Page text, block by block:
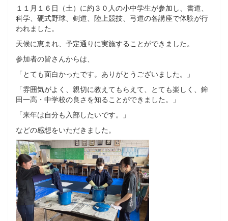
１１月１６日（土）に約３０人の小中学生が参加し、書道、
科学、硬式野球、剣道、陸上競技、弓道の各講座で体験が行
われました。
天候に恵まれ、予定通りに実施することができました。
参加者の皆さんからは、
「とても面白かったです。ありがとうございました。」
「雰囲気がよく、親切に教えてもらえて、とても楽しく、鉾
田一高・中学校の良さを知ることができました。」
「来年は自分も入部したいです。」
などの感想をいただきました。